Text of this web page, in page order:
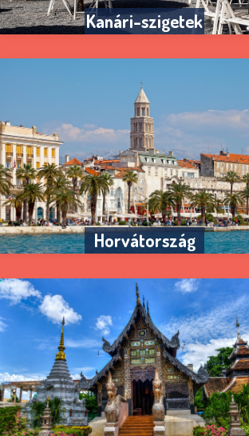
Kanári-szigetek
Horvátország